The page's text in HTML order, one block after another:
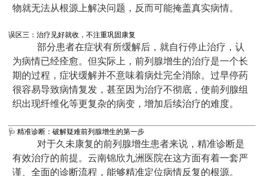
物就无法从根源上解决问题，反而可能掩盖真实病情。
误区三：治疗见好就收，不注重巩固康复
部分患者在症状有所缓解后，就自行停止治疗，认
为病情已经痊愈。但实际上，前列腺增生的治疗是一个长
期的过程，症状缓解并不意味着病灶完全消除。过早停药
很容易导致病情复发，甚至因为治疗不彻底，使前列腺组
织出现纤维化等更复杂的病变，增加后续治疗的难度。
🩺 精准诊断：破解疑难前列腺增生的第一步
对于久未康复的前列腺增生患者来说，精准诊断是
有效治疗的前提。云南锦欣九洲医院在这方面有着一套严
谨、全面的诊断流程，能够精准定位病情反复的根源。